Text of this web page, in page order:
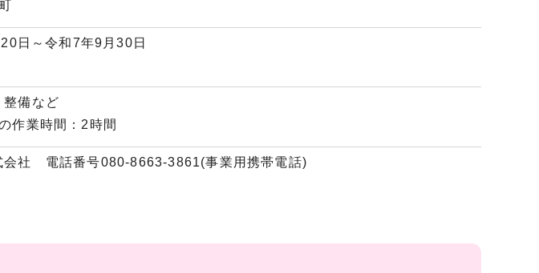
日～令和7年9月30日
整備など
作業時間：2時間
会社 電話番号080-8663-3861(事業用携帯電話)